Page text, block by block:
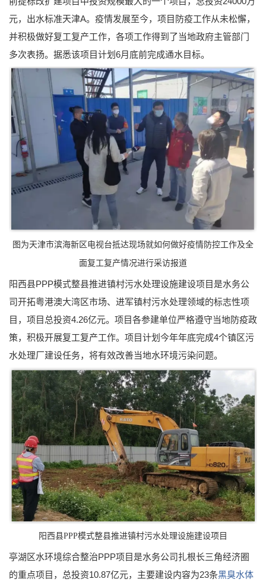
元，出水标准天津A。疫情发展至今，项目防疫工作从未松懈，
并积极做好复工复产工作，各项工作得到了当地政府主管部门
多次表扬。据悉该项目计划6月底前完成通水目标。
图为天津市滨海新区电视台抵达现场就如何做好疫情防控工作及全
面复工复产情况进行采访报道
阳西县PPP模式整县推进镇村污水处理设施建设项目是水务公
司开拓粤港澳大湾区市场、进军镇村污水处理领域的标志性项
目，项目总投资4.26亿元。项目各参建单位严格遵守当地防疫政
策，积极开展复工复产工作。项目计划今年年底完成4个镇区污
水处理厂建设任务，将有效改善当地水环境污染问题。
阳西县PPP模式整县推进镇村污水处理设施建设项目
亭湖区水环境综合整治PPP项目是水务公司扎根长三角经济圈
的重点项目，总投资10.87亿元，主要建设内容为23条黑臭水体